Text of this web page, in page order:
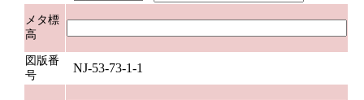
メタ標
高
図版番
号
NJ-53-73-1-1